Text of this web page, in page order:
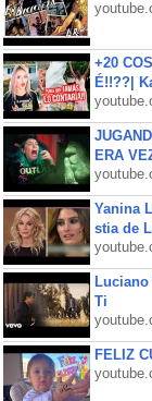
+20
É!!??|
ERA
Yanina
stia de
Luciano
Ti
FELIZ